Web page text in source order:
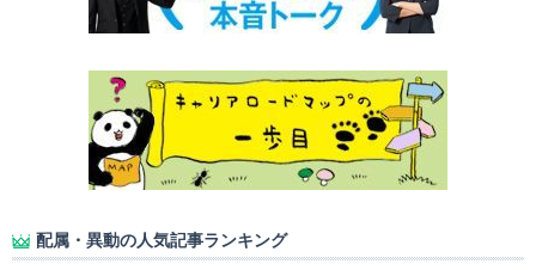
配属・異動の人気記事ランキング